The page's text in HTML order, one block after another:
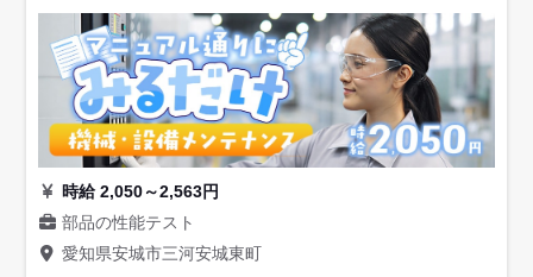
時給 2,050～2,563円
部品の性能テスト
愛知県安城市三河安城東町